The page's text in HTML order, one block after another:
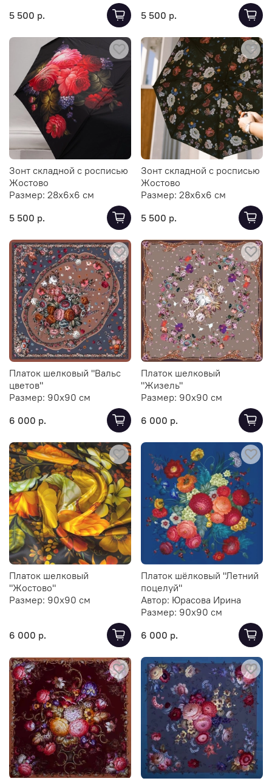
5 500 р.
5 500 р.
Зонт складной с росписью
Жостово
Размер: 28х6х6 см
5 500 р.
Зонт складной с росписью
Жостово
Размер: 28х6х6 см
5 500 р.
Платок шелковый "Вальс
цветов"
Размер: 90х90 см
6 000 р.
Платок шелковый
"Жизель"
Размер: 90х90 см
6 000 р.
Платок шелковый
"Жостово"
Размер: 90х90 см
6 000 р.
Платок шёлковый "Летний
поцелуй"
Автор: Юрасова Ирина
Размер: 90х90 см
6 000 р.